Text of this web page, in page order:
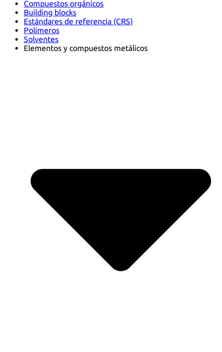
Compuestos orgánicos
Building blocks
Estándares de referencia (CRS)
Polímeros
Solventes
Elementos y compuestos metálicos